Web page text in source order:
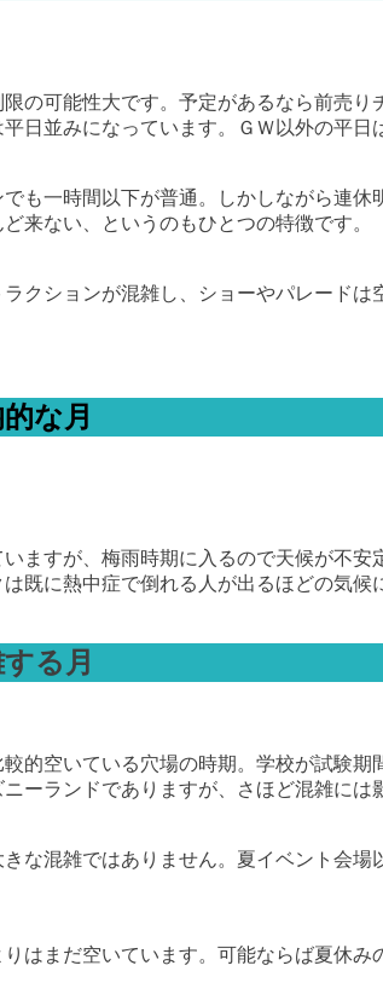
の可能性大です。予定があるなら前売
日並みになっています。ＧＷ以外の平日
も一時間以下が普通。しかしながら連
来ない、というのもひとつの特徴です。
クションが混雑し、ショーやパレード
な月
ますが、梅雨時期に入るので天候が不
既に熱中症で倒れる人が出るほどの気候
る月
的空いている穴場の時期。学校が試験
ーランドでありますが、さほど混雑には
な混雑ではありません。夏イベント会
はまだ空いています。可能ならば夏休